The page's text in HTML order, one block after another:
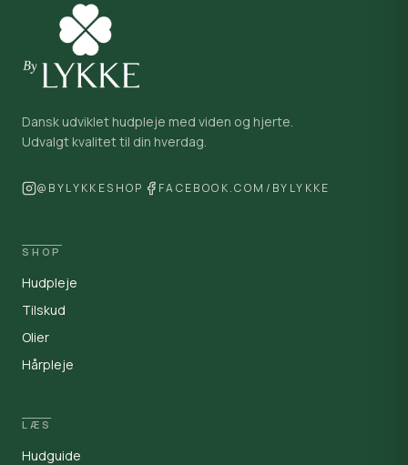
Dansk udviklet hudpleje med viden og hjerte.
Udvalgt kvalitet til din hverdag.
@BYLYKKESHOP FACEBOOK.COM/BYLYKKE
SHOP
Hudpleje
Tilskud
Olier
Hårpleje
LÆS
Hudguide